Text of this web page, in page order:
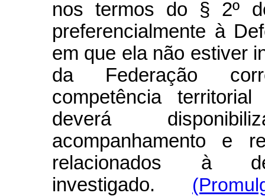
nos termos do § 2º
preferencialmente à
em que ela não estiver
da Federação
competência
deverá
acompanhamento e
relacionados à
investigado.